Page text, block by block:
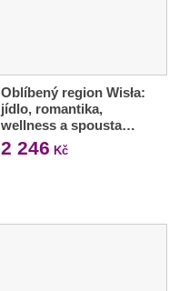
Oblíbený region Wisła:
jídlo, romantika,
wellness a spousta…
2 246 Kč